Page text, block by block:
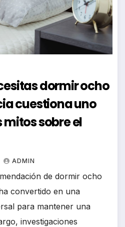
dormir ocho
cuestiona uno
sobre el
ADMIN
de dormir ocho
convertido en una
para mantener una
investigaciones